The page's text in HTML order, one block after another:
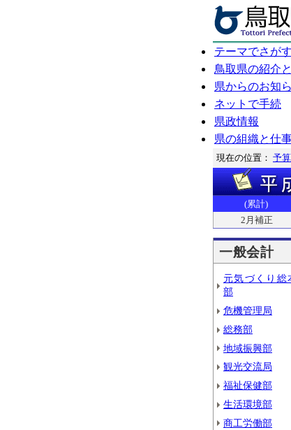
テーマでさがす
鳥取県の紹介
県からのお知
ネットで手続
県政情報
県の組織と仕
現在の位置： 予
(累計)
2月補正
一般会計
元気づくり総
部
危機管理局
総務部
地域振興部
観光交流局
福祉保健部
生活環境部
商工労働部